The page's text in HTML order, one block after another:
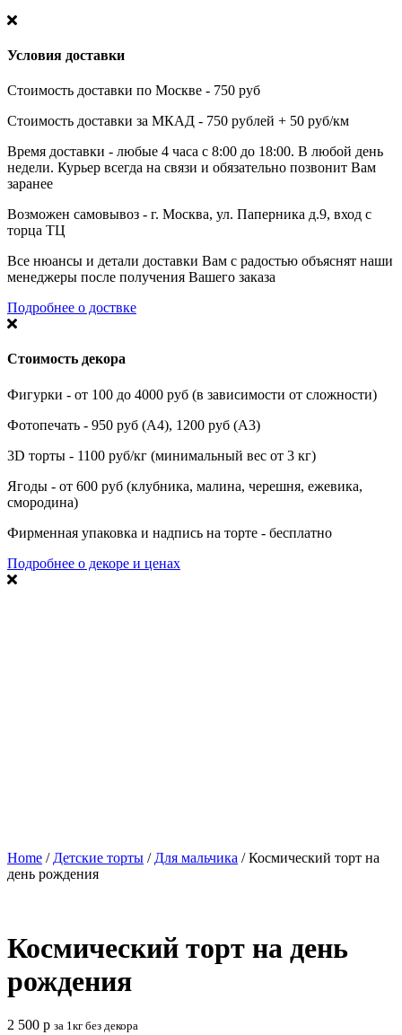
Условия доставки
Стоимость доставки по Москве - 750 руб
Стоимость доставки за МКАД - 750 рублей + 50 руб/км
Время доставки - любые 4 часа с 8:00 до 18:00. В любой день
недели. Курьер всегда на связи и обязательно позвонит Вам
заранее
Возможен самовывоз - г. Москва, ул. Паперника д.9, вход с
торца ТЦ
Все нюансы и детали доставки Вам с радостью объяснят наши
менеджеры после получения Вашего заказа
Подробнее о доствке
Стоимость декора
Фигурки - от 100 до 4000 руб (в зависимости от сложности)
Фотопечать - 950 руб (А4), 1200 руб (А3)
3D торты - 1100 руб/кг (минимальный вес от 3 кг)
Ягоды - от 600 руб (клубника, малина, черешня, ежевика,
смородина)
Фирменная упаковка и надпись на торте - бесплатно
Подробнее о декоре и ценах
Home / Детские торты / Для мальчика / Космический торт на
день рождения
Космический торт на день
рождения
2 500 р за 1кг без декора